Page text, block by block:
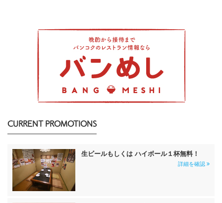
CURRENT PROMOTIONS
生ビールもしくは ハイボール１杯無料！
詳細を確認